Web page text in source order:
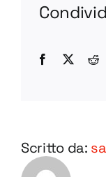
STEP
Facebook
X
Scritto da: